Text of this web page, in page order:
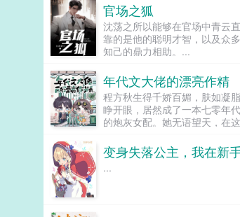
官场之狐
沈荡之所以能够在官场中青云直
靠的是他的聪明才智，以及众
知己的鼎力相助。...
年代文大佬的漂亮作精
程方秋生得千娇百媚，肤如凝
睁开眼，居然成了一本七零年
的炮灰女配。她无语望天，在
着便宜老公的丰厚工资买买买，
再好好享受宽肩窄腰，冷峻帅
...